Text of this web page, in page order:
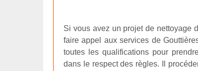
Si vous avez un projet de nettoyage
faire appel aux services de
toutes les qualifications pour
dans le respect des règles. Il